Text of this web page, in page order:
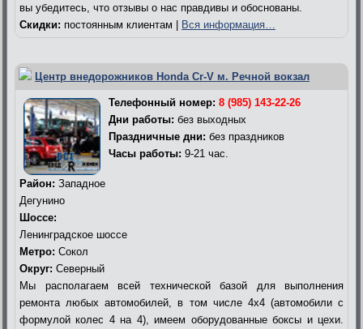
вы убедитесь, что отзывы о нас правдивы и обоснованы.
Скидки: постоянным клиентам | Вся информация…
Центр внедорожников Honda Cr-V м. Речной вокзал
Телефонный номер: 8 (985) 143-22-26
Дни работы: без выходных
Праздничные дни: без праздников
Часы работы: 9-21 час.
Район: Западное
Дегунино
Шоссе:
Ленинградское шоссе
Метро: Сокол
Округ: Северный
Мы располагаем всей технической базой для выполнения
ремонта любых автомобилей, в том числе 4х4 (автомобили с
формулой колес 4 на 4), имеем оборудованные боксы и цехи.